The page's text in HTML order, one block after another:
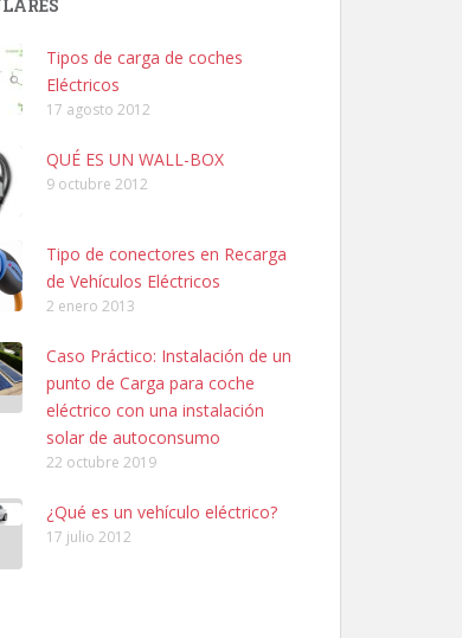
Tipos de carga de coches
Eléctricos
17 agosto 2012
QUÉ ES UN WALL-BOX
9 octubre 2012
Tipo de conectores en Recarga
de Vehículos Eléctricos
2 enero 2013
Caso Práctico: Instalación de un
punto de Carga para coche
eléctrico con una instalación
solar de autoconsumo
22 octubre 2019
¿Qué es un vehículo eléctrico?
17 julio 2012